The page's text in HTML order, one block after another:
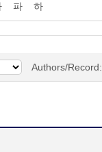
파
하
Authors/Record: